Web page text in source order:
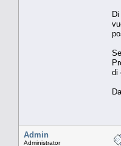
di
Admin
Administrator